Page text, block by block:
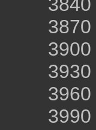
3840
3870
3900
3930
3960
3990